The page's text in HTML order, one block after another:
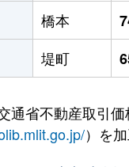
橋本
堤町
通省不動産取引価
）を